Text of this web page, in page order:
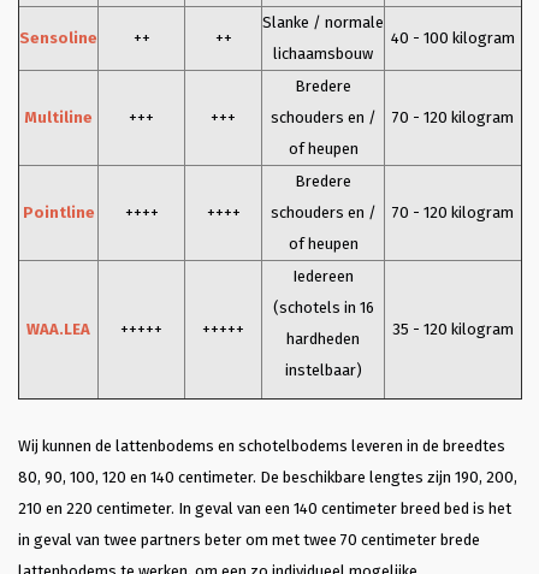
Sensoline ++ ++
Slanke / normale
lichaamsbouw
40 - 100 kilogram
Multiline +++ +++
Bredere
schouders en /
of heupen
70 - 120 kilogram
Pointline ++++ ++++
Bredere
schouders en /
of heupen
70 - 120 kilogram
WAA.LEA +++++ +++++
Iedereen
(schotels in 16
hardheden
instelbaar)
35 - 120 kilogram
Wij kunnen de lattenbodems en schotelbodems leveren in de breedtes
80, 90, 100, 120 en 140 centimeter. De beschikbare lengtes zijn 190, 200,
210 en 220 centimeter. In geval van een 140 centimeter breed bed is het
in geval van twee partners beter om met twee 70 centimeter brede